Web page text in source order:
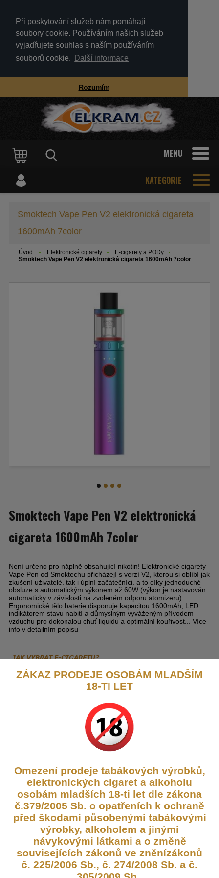
Při poskytování služeb nám pomáhají
soubory cookie. Používáním našich služeb
vyjadřujete souhlas s naším používáním
souborů cookie.
Další informace
Rozumím
MENU
KATEGORIE
Smoktech Vape Pen V2 elektronická cigareta
1600mAh 7color
Úvod Elektronické cigarety
E-cigarety a PODy
Smoktech Vape Pen V2 elektronická cigareta 1600mAh 7color
Smoktech Vape Pen V2 elektronická
cigareta 1600mAh 7color
Není určeno pro náplně obsahující nikotin! Elektronické cigarety
Vape Pen od Smoktechu přicházejí s verzí V2, kterou si oblíbí jak
zkušení uživatelé, tak i úplní začátečníci, a to díky jednoduché
obsluze s automatickým výkonem až 60W (výkon je nastavován
automaticky v závislosti na zvoleném odporu atomizeru).
Ergonomické tělo baterie disponuje kapacitou 1600mAh, LED
indikátorem stavu nabití a důmyslným vyváženým přívodem
vzduchu pro dokonalou chuť liquidu a optimální kouřivost... Více
info v detailním popisu
Smoktech
CIG-SMOK-VAPEPEN-V2-7C
549,- KČ
DO KOŠÍKU
Smoktech Vape Pen V2
ZÁKAZ PRODEJE OSOBÁM MLADŠÍM
18-TI LET
Omezení prodeje tabákových výrobků,
elektronických cigaret a alkoholu
osobám mladších 18-ti let dle zákona
č.379/2005 Sb. o opatřeních k ochraně
před škodami působenými tabákovými
výrobky, alkoholem a jinými
návykovými látkami a o změně
souvisejících zákonů ve zněnízákonů
č. 225/2006 Sb., č. 274/2008 Sb. a č.